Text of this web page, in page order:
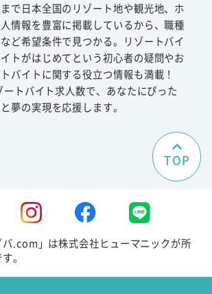
で日本全国のリゾート地や観光地、ホ
情報を豊富に掲載しているから、職種
ど希望条件で見つかる。リゾートバイ
トがはじめてという初心者の疑問やお
バイトに関する役立つ情報も満載！
トバイト求人数で、あなたにぴった
夢の実現を応援します。
TOP
バ.com」は株式会社ヒューマニックが所
。